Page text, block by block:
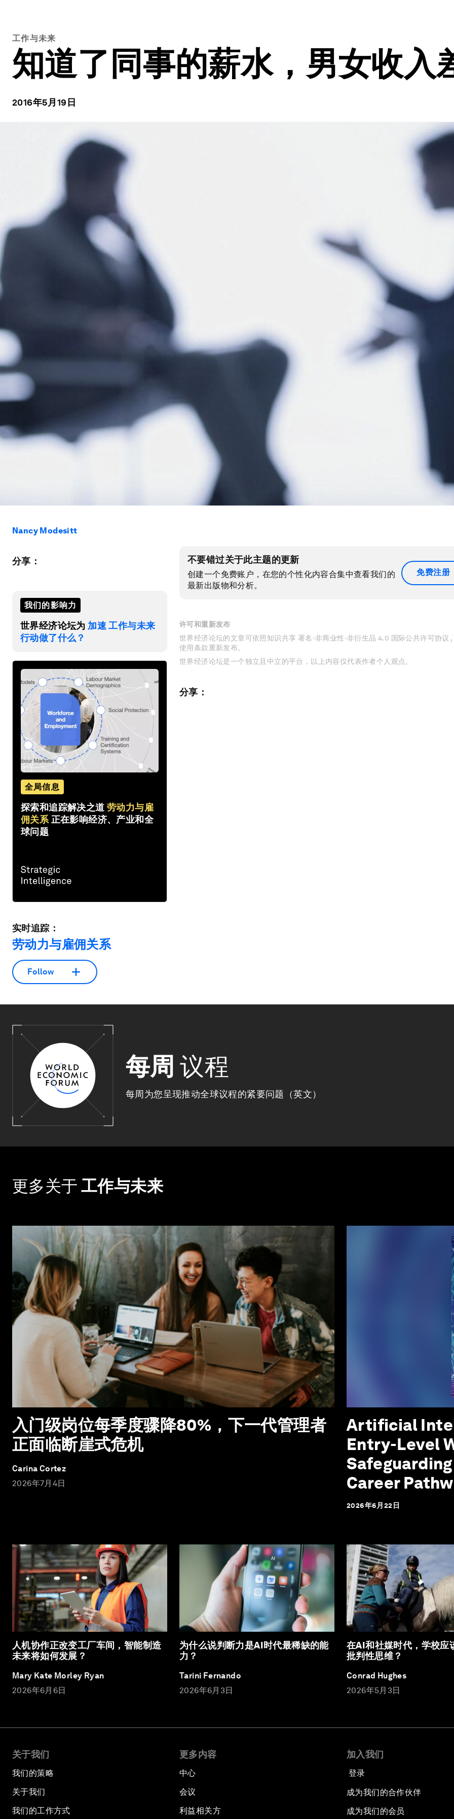
工作与未来
知道了同事的薪水，男女收入
2016年5月19日
Nancy Modesitt
分享：
我们的影响力
世界经济论坛为 加速 工作与未来
行动做了什么？
全局信息
探索和追踪解决之道 劳动力与雇
佣关系 正在影响经济、产业和全
球问题
实时追踪：
劳动力与雇佣关系
Follow
不要错过关于此主题的更新
创建一个免费账户，在您的个性化内容合集中查看我们的
最新出版物和分析。
免费注册
许可和重新发布
世界经济论坛的文章可依照知识共享 署名-非商业性-非衍生品 4.0 国际公共许可协议
使用条款重新发布。
世界经济论坛是一个独立且中立的平台，以上内容仅代表作者个人观点。
分享：
每周 议程
每周为您呈现推动全球议程的紧要问题（英文）
更多关于 工作与未来
入门级岗位每季度骤降80%，下一代管理者
正面临断崖式危机
Carina Cortez
2026年7月4日
Artificial
Entry-Level
Career
2026年6月22日
人机协作正改变工厂车间，智能制造
未来将如何发展？
Mary Kate Morley Ryan
2026年6月6日
为什么说判断力是AI时代最稀缺的能
力？
Tarini Fernando
2026年6月3日
在AI和社媒时代，学校应
批判性思维？
Conrad Hughes
2026年5月3日
关于我们
我们的策略
关于我们
我们的工作方式
更多内容
中心
会议
利益相关方
加入我们
登录
成为我们的合作伙伴
成为我们的会员